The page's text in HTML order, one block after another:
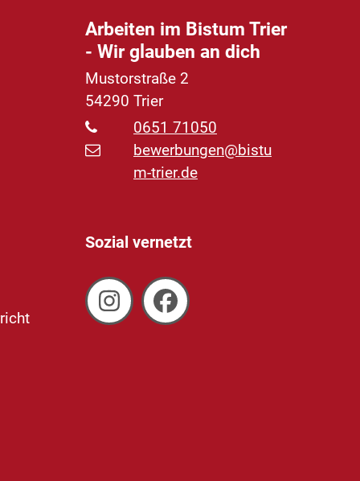
Arbeiten im Bistum Trier
- Wir glauben an dich
Mustorstraße 2
54290 Trier
0651 71050
bewerbungen@bistu
m-trier.de
Sozial vernetzt